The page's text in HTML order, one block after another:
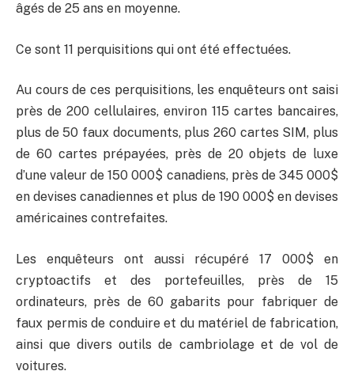
âgés de 25 ans en moyenne.
Ce sont 11 perquisitions qui ont été effectuées.
Au cours de ces perquisitions, les enquêteurs ont saisi
près de 200 cellulaires, environ 115 cartes bancaires,
plus de 50 faux documents, plus 260 cartes SIM, plus
de 60 cartes prépayées, près de 20 objets de luxe
d’une valeur de 150 000$ canadiens, près de 345 000$
en devises canadiennes et plus de 190 000$ en devises
américaines contrefaites.
Les enquêteurs ont aussi récupéré 17 000$ en
cryptoactifs et des portefeuilles, près de 15
ordinateurs, près de 60 gabarits pour fabriquer de
faux permis de conduire et du matériel de fabrication,
ainsi que divers outils de cambriolage et de vol de
voitures.